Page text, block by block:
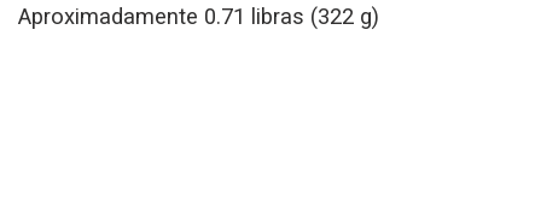
Aproximadamente 0.71 libras (322 g)